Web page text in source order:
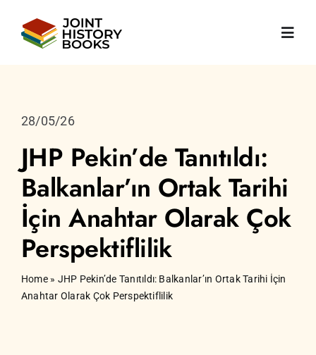
content
Haberler
Kitaplar
Yayınlar
28/05/26
JHP Pekin’de Tanıtıldı:
Balkanlar’ın Ortak Tarihi
İçin Anahtar Olarak Çok
Perspektiflilik
Home» JHP Pekin’de Tanıtıldı: Balkanlar’ın Ortak Tarihi İçin
Anahtar Olarak Çok Perspektiflilik